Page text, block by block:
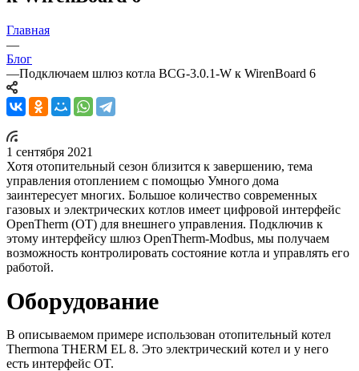
Главная
—
Блог
—Подключаем шлюз котла BCG-3.0.1-W к WirenBoard 6
1 сентября 2021
Хотя отопительный сезон близится к завершению, тема
управления отоплением с помощью Умного дома
заинтересует многих. Большое количество современных
газовых и электрических котлов имеет цифровой интерфейс
OpenTherm (OT) для внешнего управления. Подключив к
этому интерфейсу шлюз OpenTherm-Modbus, мы получаем
возможность контролировать состояние котла и управлять его
работой.
Оборудование
В описываемом примере использован отопительный котел
Thermona THERM EL 8. Это электрический котел и у него
есть интерфейс OT.